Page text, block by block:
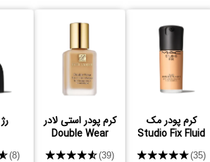
کرم پودر مک
Studio Fix Fluid
★★★★★(35)
کرم پودر استی لادر
Double Wear
★★★★★(39)
(8)